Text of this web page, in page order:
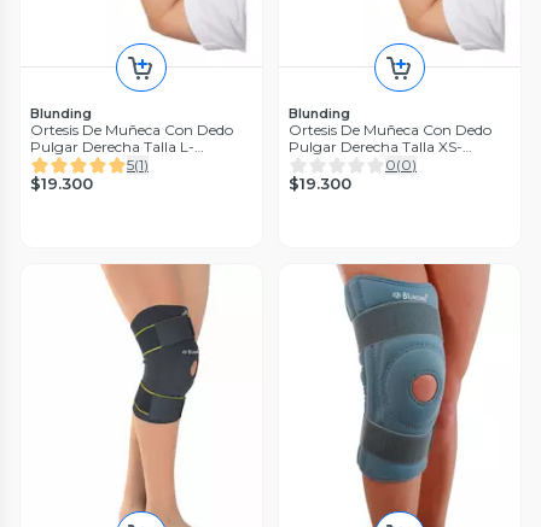
Blunding
Ortesis De Muñeca Con Dedo
Pulgar Derecha Talla L-
Blunding
5(1)
$19.300
Blunding
Ortesis De Muñeca Con Dedo
Pulgar Derecha Talla XS-
Blunding
0(0)
$19.300